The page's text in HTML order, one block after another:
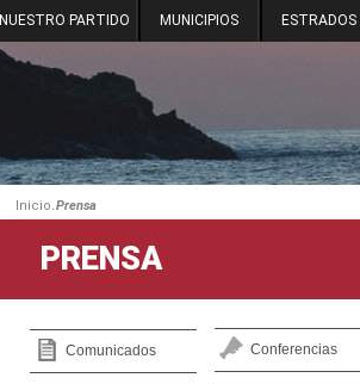
NUESTRO PARTIDO MUNICIPIOS ESTRADOS
Inicio.Prensa
PRENSA
Comunicados Conferencias